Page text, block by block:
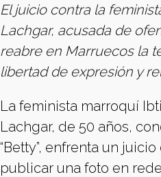
El juicio contra la
Lachgar, acusada de
reabre en Marruecos la
libertad de expresión y
La feminista marroquí
Lachgar, de 50 años,
“Betty”, enfrenta un
publicar una foto en